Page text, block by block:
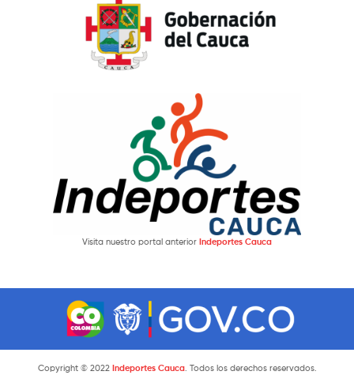
Visita nuestro portal anterior Indeportes Cauca
Copyright © 2022 Indeportes Cauca. Todos los derechos reservados.